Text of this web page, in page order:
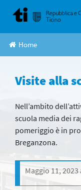
Home
Visite alla
Nell’ambito
scuola media dei
pomeriggio è in
Breganzona.
Maggio 11, 2023